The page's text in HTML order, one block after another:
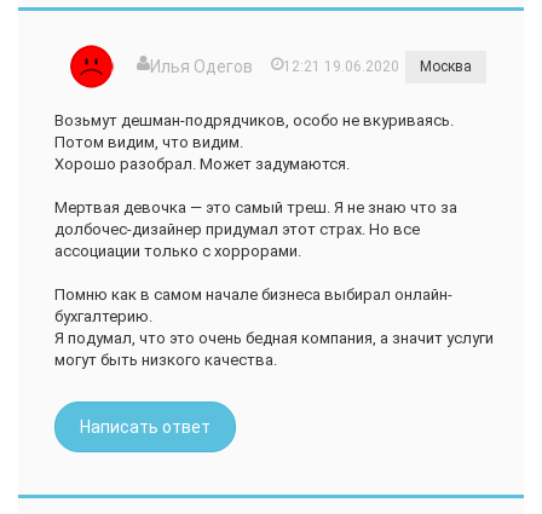
Илья Одегов 12:21 19.06.2020 Москва
Возьмут дешман-подрядчиков, особо не вкуриваясь.
Потом видим, что видим.
Хорошо разобрал. Может задумаются.
Мертвая девочка — это самый треш. Я не знаю что за
долбочес-дизайнер придумал этот страх. Но все
ассоциации только с хоррорами.
Помню как в самом начале бизнеса выбирал онлайн-
бухгалтерию.
Я подумал, что это очень бедная компания, а значит услуги
могут быть низкого качества.
Написать ответ